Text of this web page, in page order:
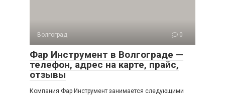
Волгоград 0
Фар Инструмент в Волгограде —
телефон, адрес на карте, прайс,
отзывы
Компания Фар Инструмент занимается следующими